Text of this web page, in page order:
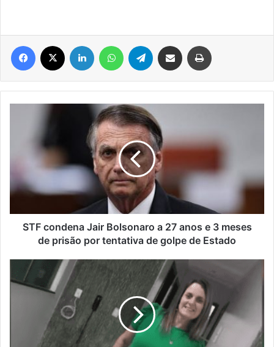
Facebook Linkedin WhatsAppTelegram Compartilhar via e-mail
Bolsonaro
anos
3
meses
tentativa
STF condena Jair Bolsonaro a 27 anos e 3 meses
de prisão por tentativa de golpe de Estado
Suspeito
de
feminicídio